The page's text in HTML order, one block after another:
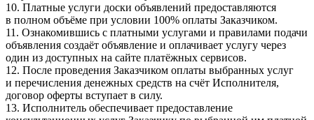
10. Платные услуги доски объявлений предоставляются
в полном объёме при условии 100% оплаты Заказчиком.
11. Ознакомившись с платными услугами и правилами подачи
объявления создаёт объявление и оплачивает услугу через
один из доступных на сайте платёжных сервисов.
12. После проведения Заказчиком оплаты выбранных услуг
и перечисления денежных средств на счёт Исполнителя,
договор оферты вступает в силу.
13. Исполнитель обеспечивает предоставление